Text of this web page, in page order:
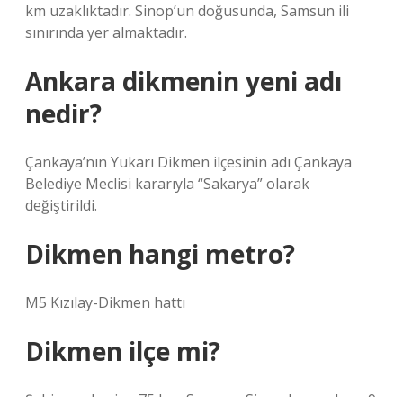
km uzaklıktadır. Sinop’un doğusunda, Samsun ili
sınırında yer almaktadır.
Ankara dikmenin yeni adı
nedir?
Çankaya’nın Yukarı Dikmen ilçesinin adı Çankaya
Belediye Meclisi kararıyla “Sakarya” olarak
değiştirildi.
Dikmen hangi metro?
M5 Kızılay-Dikmen hattı
Dikmen ilçe mi?